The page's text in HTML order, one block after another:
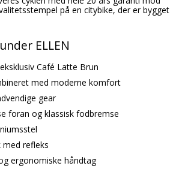
på en citybike, der er bygget
ELLEN
Café Latte Brun
med moderne komfort
gear
foran og klassisk fodbremse
refleks
ergonomiske håndtag